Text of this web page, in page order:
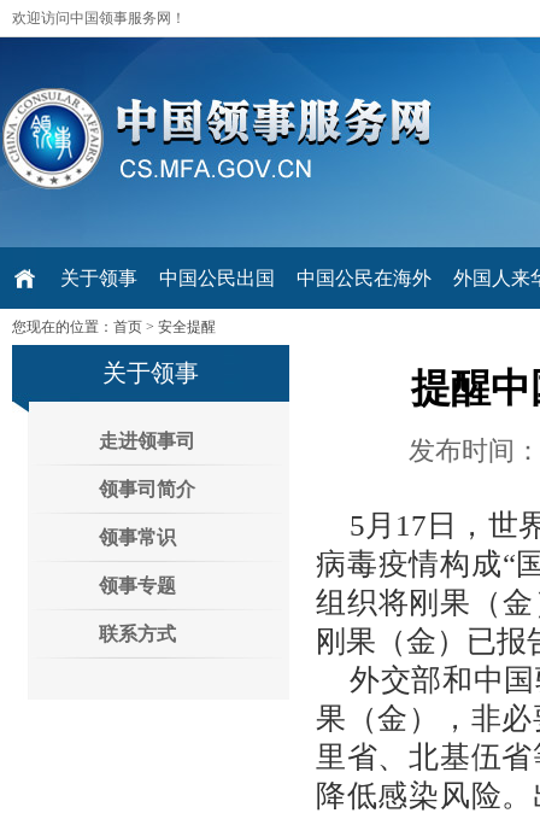
欢迎访问中国领事服务网！
关于领事 中国公民出国 中国公民在海外 外国人来
您现在的位置： 首页 > 安全提醒
关于领事
走进领事司
领事司简介
领事常识
领事专题
联系方式
提醒
发布时间
5月17日，世
病毒疫情构成“
组织将刚果（
刚果（金）已报
外交部和中
果（金），非
里省、北基伍
降低感染风险